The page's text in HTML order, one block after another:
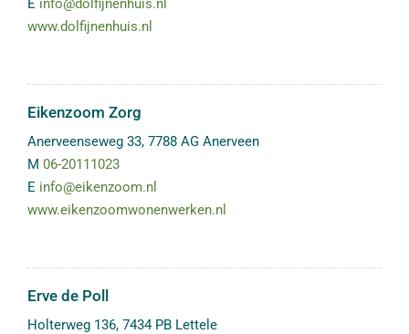
E info@dolfijnenhuis.nl
www.dolfijnenhuis.nl
Eikenzoom Zorg
Anerveenseweg 33, 7788 AG Anerveen
M 06-20111023
E info@eikenzoom.nl
www.eikenzoomwonenwerken.nl
Erve de Poll
Holterweg 136, 7434 PB Lettele